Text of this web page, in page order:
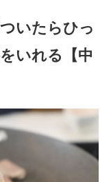
いたらひっ
いれる【中